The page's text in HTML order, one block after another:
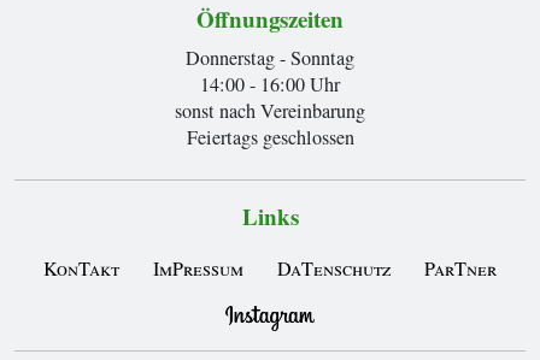
Öffnungszeiten
Donnerstag - Sonntag
14:00 - 16:00 Uhr
sonst nach Vereinbarung
Feiertags geschlossen
Links
KonTakt ImPressum DaTenschutz ParTner